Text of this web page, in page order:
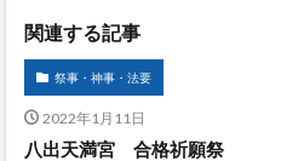
関連する記事
祭事・神事・法要
2022年1月11日
八出天満宮 合格祈願祭